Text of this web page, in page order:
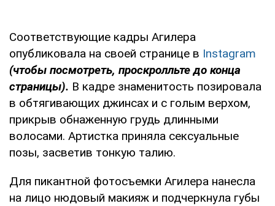
Соответствующие кадры Агилера
опубликовала на своей странице в Instagram
(чтобы посмотреть, проскролльте до конца
страницы). В кадре знаменитость позировала
в обтягивающих джинсах и с голым верхом,
прикрыв обнаженную грудь длинными
волосами. Артистка приняла сексуальные
позы, засветив тонкую талию.
Для пикантной фотосъемки Агилера нанесла
на лицо нюдовый макияж и подчеркнула губы